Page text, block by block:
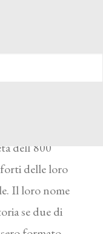
spirito
dell’800
delle loro
Il loro nome
se due di